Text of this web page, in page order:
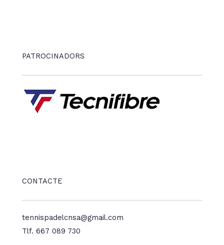
PATROCINADORS
CONTACTE
tennispadelcnsa@gmail.com
Tlf. 667 089 730